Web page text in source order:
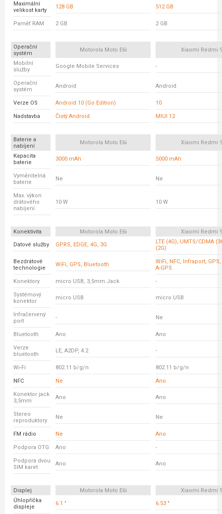
Maximální
velikost karty
128 GB 512 GB
Paměť RAM 2 GB 2 GB
Operační
systém
Motorola Moto E6i Xiaomi Redmi
Mobilní
služby
Google Mobile Services -
Operační
systém
Android Android
Verze OS Android 10 (Go Edition) 10
Nadstavba Čistý Android MIUI 12
Baterie a
nabíjení
Motorola Moto E6i Xiaomi Redmi
Kapacita
baterie
3000 mAh 5000 mAh
Vyměnitelná
baterie
Ne Ne
Max. výkon
drátového
nabíjení
10 W 10 W
Konektivita Motorola Moto E6i
Xiaomi Redmi
Datové služby
GPRS, EDGE, 4G, 3G
LTE (4G), UMTS/CDMA
(2G)
Bezdrátové
technologie
WiFi, GPS, Bluetooth
WiFi, NFC, Infraport,
A-GPS
Konektory micro USB, 3,5mm Jack -
Systémový
konektor
micro USB micro USB
Infračervený
port
- Ne
Bluetooth Ano Ano
Verze
bluetooth
LE, A2DP, 4.2 -
Wi-Fi 802.11 b/g/n 802.11 b/g/n
NFC Ne Ano
Konektor jack
3,5mm
Ano Ano
Stereo
reproduktory
Ne Ne
FM rádio Ne Ano
Podpora OTG Ano -
Podpora dvou
SIM karet
Ano Ano
Displej Motorola Moto E6i
Xiaomi Redmi
Úhlopříčka
displeje
6.1 " 6.53 "